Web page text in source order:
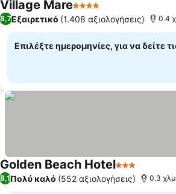
Village Mare4 ΑστέριαΕμφάνιση τιμών
8,7Εξαιρετικό (1.408 αξιολογήσεις) 0.4
Επιλέξτε ημερομηνίες, για να δείτε
Golden Beach Hotel3 Αστέρια
8,1Πολύ καλό (552 αξιολογήσεις) 0.3